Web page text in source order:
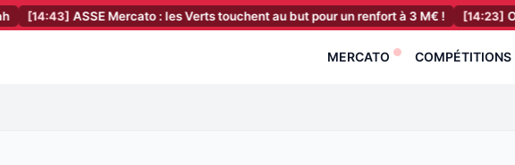
ASSE Mercato : les Verts touchent au but pour un renfort à 3 M€ ! [14:23] OM :
MERCATO COMPÉTITIONS